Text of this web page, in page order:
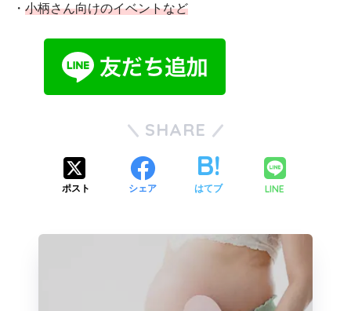
・ 小柄さん向けのイベントなど
SHARE
ポスト シェア はてブ LINE